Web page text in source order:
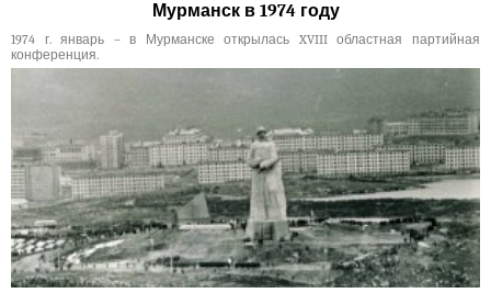
Мурманск в 1974 году
1974 г. январь – в Мурманске открылась XVIII областная партийная
конференция.